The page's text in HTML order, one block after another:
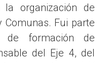
organización de
Comunas. Fui parte
de formación de
del Eje 4, del